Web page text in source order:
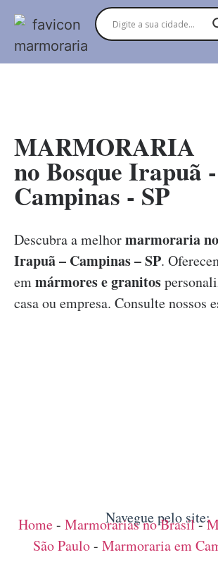
MARMORARIA
no Bosque Irapuã -
Campinas - SP
Descubra a melhormarmoraria
Irapuã – Campinas – SP.
emmármores e granitos
casa ou empresa. Consulte nossos
Navegue pelo site:
Home- Marmorarias no Brasil-
São Paulo- Marmoraria em